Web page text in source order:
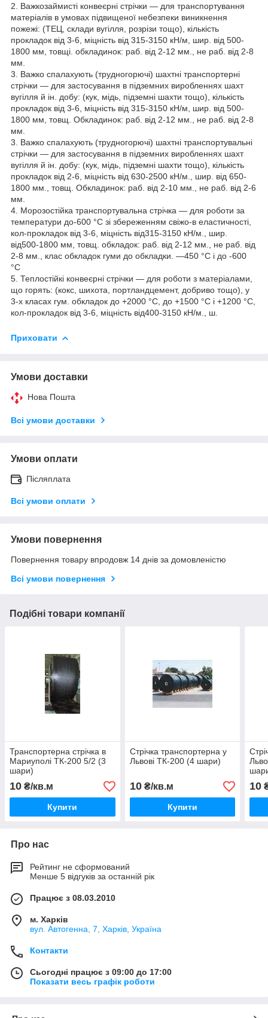
2. Важкозаймисті конвеєрні стрічки — для транспортування
матеріалів в умовах підвищеної небезпеки виникнення
пожежі: (ТЕЦ, склади вугілля, розрізи тощо), кількість
прокладок від 3-6, міцність від 315-3150 кН/м, шир. від 500-
1800 мм, товщі. обкладинок: раб. від 2-12 мм., не раб. від 2-8
мм.
3. Важко спалахують (трудногорючі) шахтні транспортерні
стрічки — для застосування в підземних виробленнях шахт
вугілля й ін. добу: (кук, мідь, підземні шахти тощо), кількість
прокладок від 3-6, міцність від 315-3150 кН/м, шир. від 500-
1800 мм, товщ. Обкладинок: раб. від 2-12 мм., не раб. від 2-8
мм.
3. Важко спалахують (трудногорючі) шахтні транспортувальні
стрічки — для застосування в підземних виробленнях шахт
вугілля й ін. добу: (кук, мідь, підземні шахти тощо), кількість
прокладок від 2-6, міцність від 630-2500 кН/м., шир. від 650-
1800 мм., товщ. Обкладинок: раб. від 2-10 мм., не раб. від 2-6
мм.
4. Морозостійка транспортувальна стрічка — для роботи за
температури до-600 °C зі збереженням свіжо-в еластичності,
кол-прокладок від 3-6, міцність від315-3150 кН/м., шир.
від500-1800 мм, товщ. обкладок: раб. від 2-12 мм., не раб. від
2-8 мм., клас обкладок гуми до обкладки. —450 °C і до -600
°C
5. Теплостійкі конвеєрні стрічки — для роботи з матеріалами,
що горять: (кокс, шихота, портландцемент, добриво тощо), у
3-х класах гум. обкладок до +2000 °C, до +1500 °C і +1200 °C,
кол-прокладок від 3-6, міцність від400-3150 кН/м., ш.
Приховати
Умови доставки
Нова Пошта
Всі умови доставки
Умови оплати
Післяплата
Всі умови оплати
Умови повернення
Повернення товару впродовж 14 днів за домовленістю
Всі умови повернення
Подібні товари компанії
Транспортерна стрічка в
Мариуполі ТК-200 5/2 (3
шари)
10 ₴/кв.м
Купити
Стрічка транспортерна у
Львові ТК-200 (4 шари)
10₴/кв.м
Купити
10
Про нас
Рейтинг не сформований
Менше 5 відгуків за останній рік
Працює з 08.03.2010
м. Харків
вул. Автогенна, 7, Харків, Україна
Контакти
Сьогодні працює з 09:00 до 17:00
Показати весь графік роботи